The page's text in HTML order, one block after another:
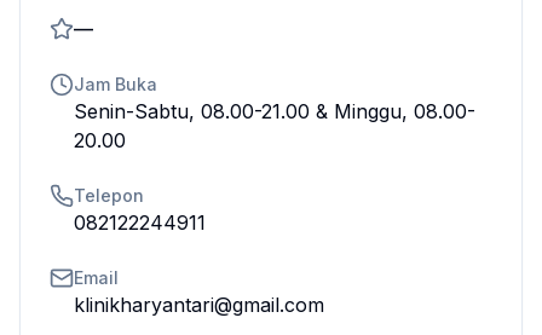
—
Jam Buka
Senin-Sabtu, 08.00-21.00 & Minggu, 08.00-
20.00
Telepon
082122244911
Email
klinikharyantari@gmail.com